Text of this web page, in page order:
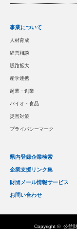
事業について
人材育成
経営相談
販路拡大
産学連携
起業・創業
バイオ・食品
災害対策
プライバシーマーク
県内登録企業検索
企業支援リンク集
財団メール情報サービス
お問い合わせ
Copyright © 公益